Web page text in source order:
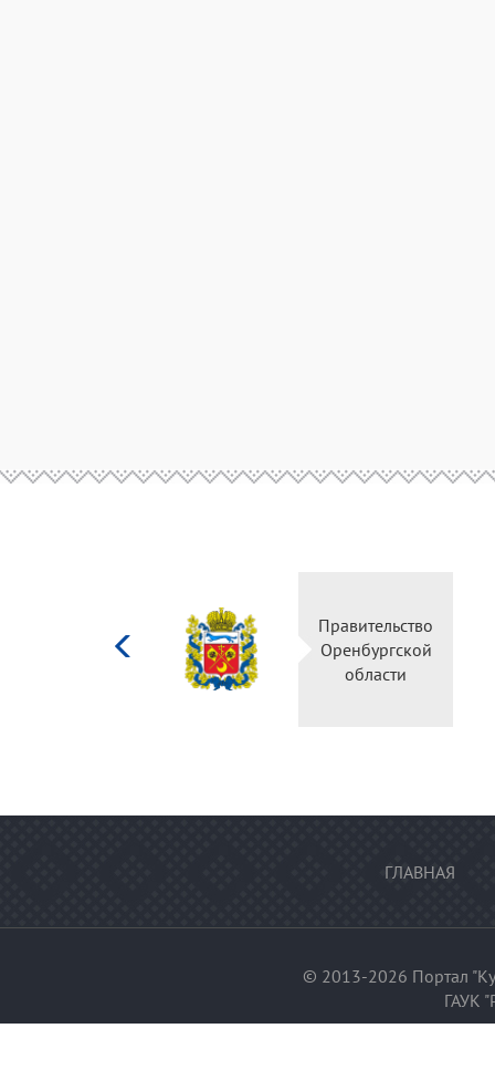
Министерство
культуры
Российской
федерации
ГЛАВНАЯ
© 2013-2026 Портал
ГАУК